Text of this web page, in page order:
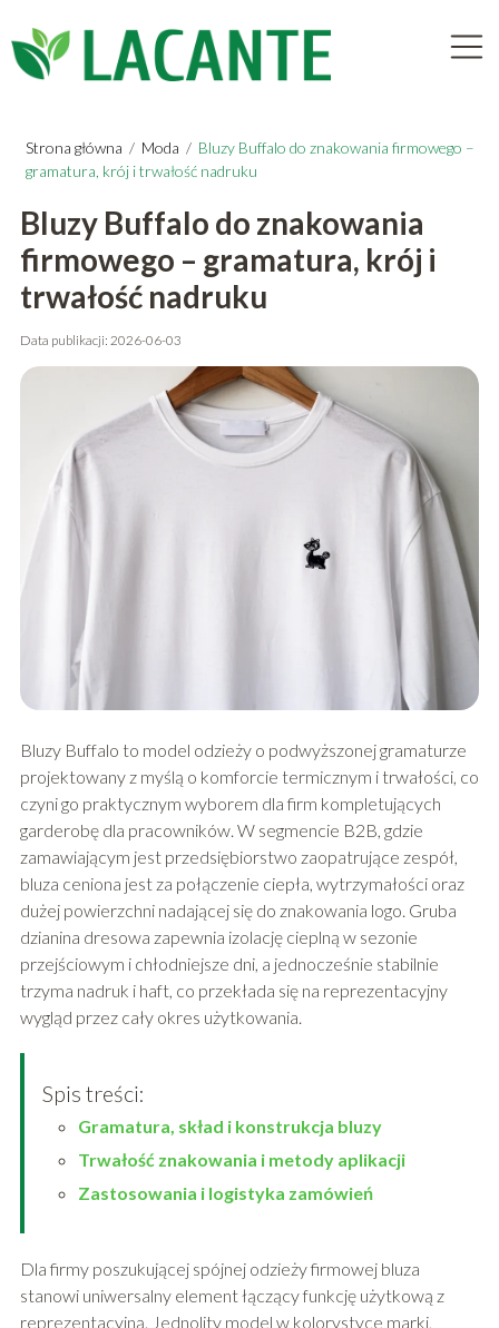
Strona główna / Moda / Bluzy Buffalo do znakowania firmowego –
gramatura, krój i trwałość nadruku
Bluzy Buffalo do znakowania
firmowego – gramatura, krój i
trwałość nadruku
Data publikacji: 2026-06-03
Bluzy Buffalo to model odzieży o podwyższonej gramaturze
projektowany z myślą o komforcie termicznym i trwałości, co
czyni go praktycznym wyborem dla firm kompletujących
garderobę dla pracowników. W segmencie B2B, gdzie
zamawiającym jest przedsiębiorstwo zaopatrujące zespół,
bluza ceniona jest za połączenie ciepła, wytrzymałości oraz
dużej powierzchni nadającej się do znakowania logo. Gruba
dzianina dresowa zapewnia izolację cieplną w sezonie
przejściowym i chłodniejsze dni, a jednocześnie stabilnie
trzyma nadruk i haft, co przekłada się na reprezentacyjny
wygląd przez cały okres użytkowania.
Spis treści:
Gramatura, skład i konstrukcja bluzy
Trwałość znakowania i metody aplikacji
Zastosowania i logistyka zamówień
Dla firmy poszukującej spójnej odzieży firmowej bluza
stanowi uniwersalny element łączący funkcję użytkową z
reprezentacyjną. Jednolity model w kolorystyce marki,